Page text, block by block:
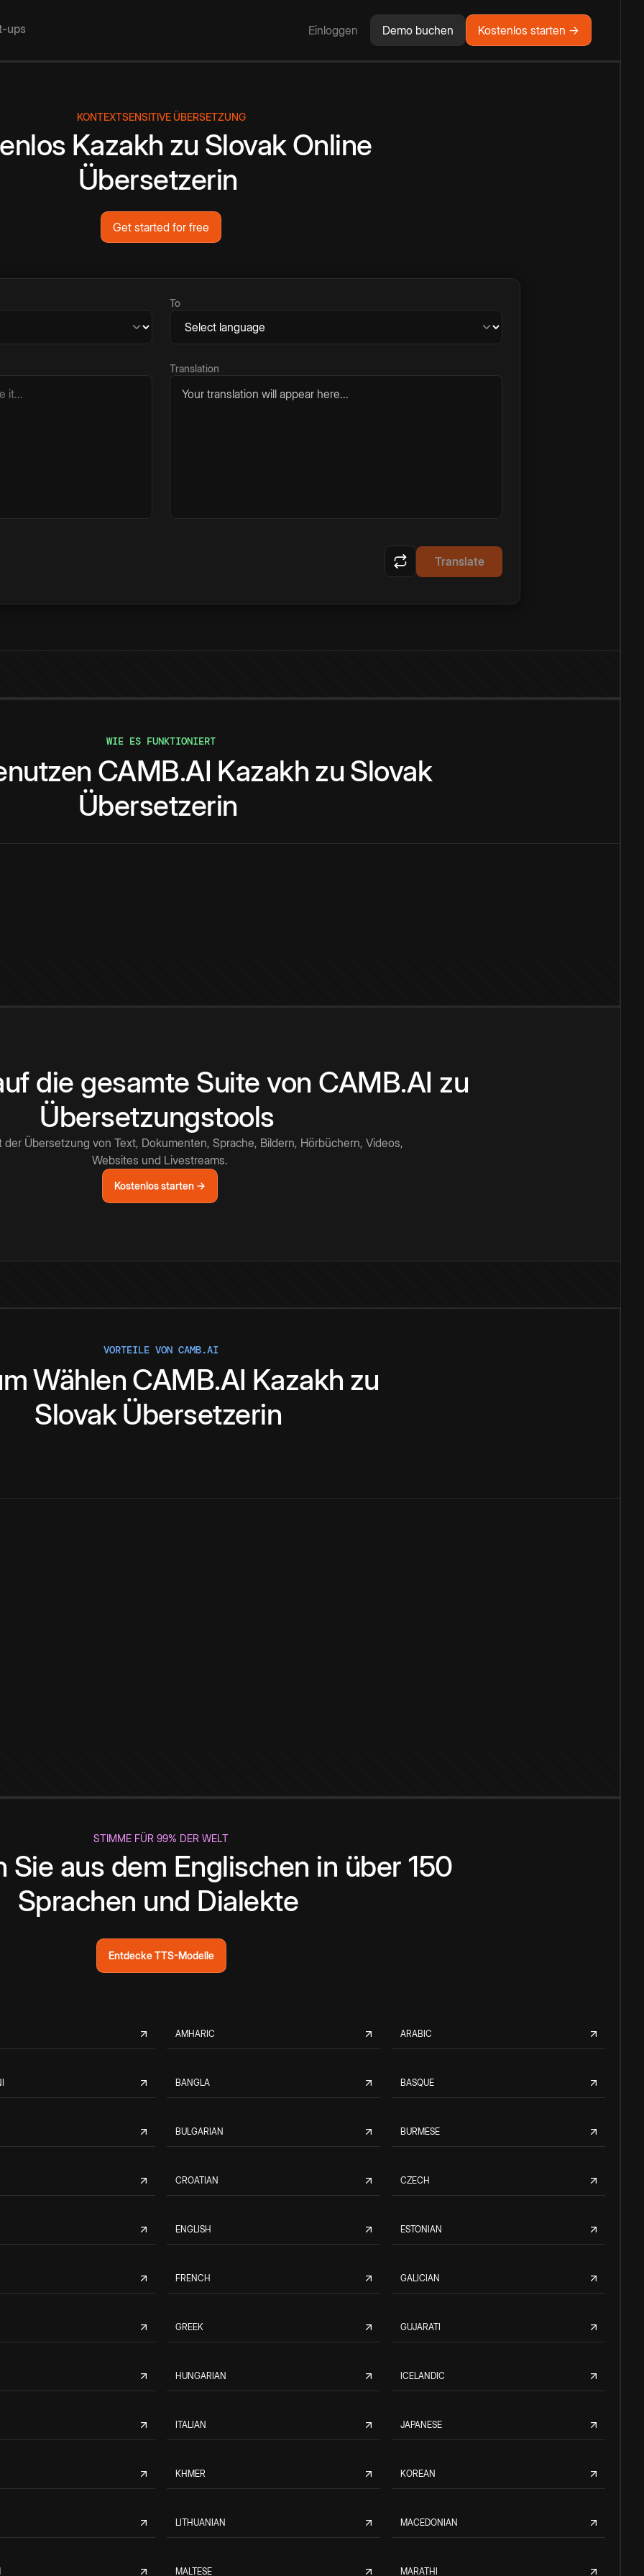
ups Einloggen Demo buchen Kostenlos starten →
KONTEXTSENSITIVE ÜBERSETZUNG
Kazakh zu SlovakOnline
Übersetzerin
Get started for free
To
Translation
Your translation will appear here...
Translate
WIE ES FUNKTIONIERT
CAMB.AI Kazakh zu Slovak
Übersetzerin
die gesamte Suite von CAMB.AI zu
Übersetzungstools
der Übersetzung von Text, Dokumenten, Sprache, Bildern, Hörbüchern, Videos,
Websites und Livestreams.
Kostenlos starten →
VORTEILE VON CAMB.AI
Wählen CAMB.AI Kazakh zu
Slovak Übersetzerin
STIMME FÜR 99% DER WELT
Sie aus dem Englischen in über 150
Sprachen und Dialekte
Entdecke TTS-Modelle
AMHARIC ARABIC
BANGLA BASQUE
BULGARIAN BURMESE
CROATIAN CZECH
ENGLISH ESTONIAN
FRENCH GALICIAN
GREEK GUJARATI
HUNGARIAN ICELANDIC
ITALIAN JAPANESE
KHMER KOREAN
LITHUANIAN MACEDONIAN
MALTESE MARATHI